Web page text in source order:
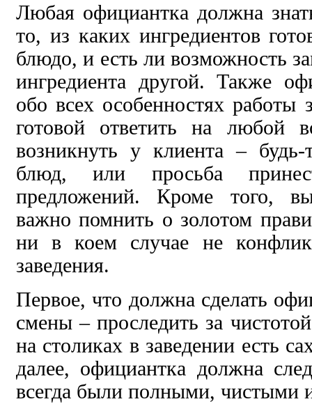
Любая официантка должна
то, из каких ингредиентов
блюдо, и есть ли возможность
ингредиента другой. Также
обо всех особенностях работы
готовой ответить на любой
возникнуть у клиента –
блюд, или просьба
предложений. Кроме того,
важно помнить о золотом
ни в коем случае не
заведения.
Первое, что должна сделать
смены – проследить за
на столиках в заведении есть
далее, официантка должна
всегда были полными, чистыми